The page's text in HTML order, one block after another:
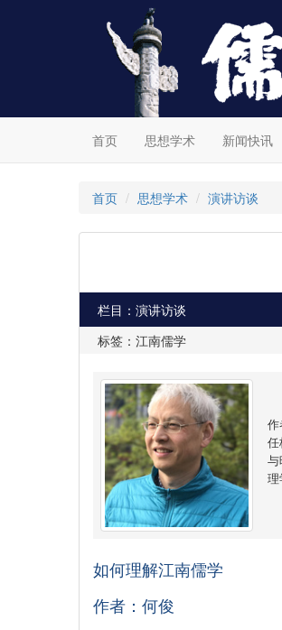
首页 思想学术 新闻快讯
首页 思想学术 演讲访谈
栏目：演讲访谈
标签：江南儒学
理
如何理解江南儒学
作者：何俊